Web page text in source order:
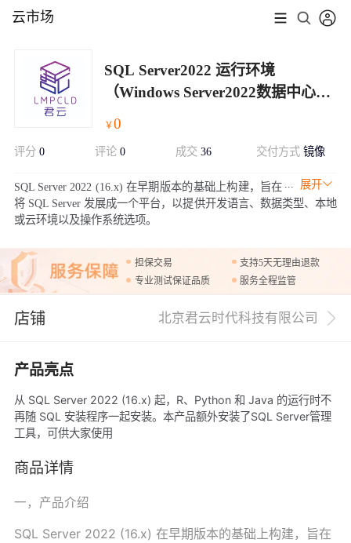
云市场
SQL Server2022 运行环境
（Windows Server2022数据中心版
￥0
评分 0 评论 0 成交 36 交付方式镜像
展开
SQL Server 2022 (16.x) 在早期版本的基础上构建，旨在
将 SQL Server 发展成一个平台，以提供开发语言、数据类型、本地
或云环境以及操作系统选项。
担保交易
支持5天无理由退款
专业测试保证品质
服务全程监管
店铺 北京君云时代科技有限公司
产品亮点
从 SQL Server 2022 (16.x) 起，R、Python 和 Java 的运行时不
再随 SQL 安装程序一起安装。本产品额外安装了SQL Server管理
工具，可供大家使用
商品详情
一，产品介绍
SQL Server 2022 (16.x) 在早期版本的基础上构建，旨在